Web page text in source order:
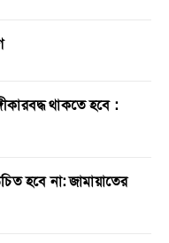
থাকতে হবে :
হবে না: জামায়াতের